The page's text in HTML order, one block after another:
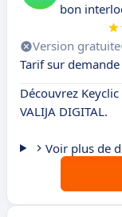
bon
Version gratuite
Tarif sur demande
Découvrez
VALIJA DIGITAL.
Voir plus de